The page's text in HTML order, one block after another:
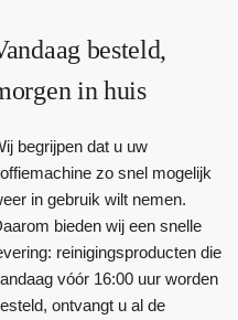
besteld,
in huis
begrijpen dat u uw
zo snel mogelijk
in gebruik wilt nemen.
bieden wij een snelle
reinigingsproducten die
vóór 16:00 uur worden
ontvangt u al de